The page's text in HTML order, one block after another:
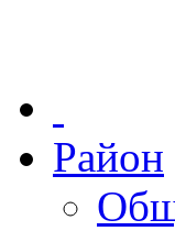
Район